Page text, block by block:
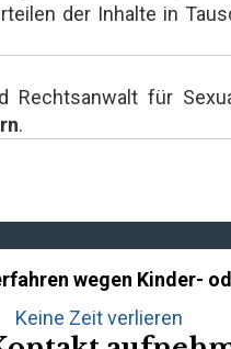
der Inhalte in
Rechtsanwalt für
.
wegen Kinder-
Keine Zeit verlieren